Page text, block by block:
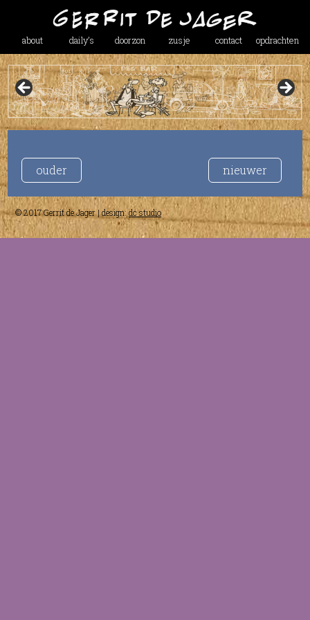
about daily’s doorzon zusje contact opdrachten
ouder nieuwer
© 2017 Gerrit de Jager | design:dc studio